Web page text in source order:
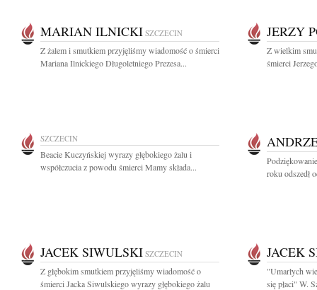
MARIAN ILNICKI SZCZECIN
Z żalem i smutkiem przyjęliśmy wiadomość o śmierci
Mariana Ilnickiego Długoletniego Prezesa...
JERZY
Z wielkim
śmierci
SZCZECIN
Beacie Kuczyńskiej wyrazy głębokiego żalu i
współczucia z powodu śmierci Mamy składa...
roku odszedł
JACEK SIWULSKI SZCZECIN
Z głębokim smutkiem przyjęliśmy wiadomość o
śmierci Jacka Siwulskiego wyrazy głębokiego żalu
JACEK
"Umarłych
się płaci" W.